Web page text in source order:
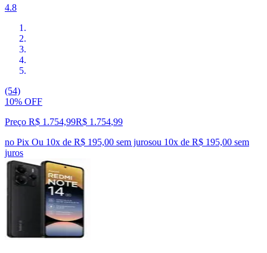
4.8
(54)
10% OFF
Preço R$ 1.754,99R$ 1.754,99
no Pix Ou 10x de R$ 195,00 sem jurosou 10x de R$ 195,00 sem
juros